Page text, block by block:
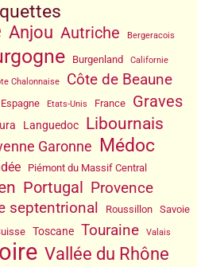
Anjou Autriche Bergeracois
Burgenland Californie
Chalonnaise Côte de Beaune
Espagne Etats-Unis France Graves
Languedoc Libournais
Garonne Médoc
Piémont du Massif Central
Portugal Provence
septentrional Roussillon Savoie
Toscane Touraine Valais
Vallée du Rhône